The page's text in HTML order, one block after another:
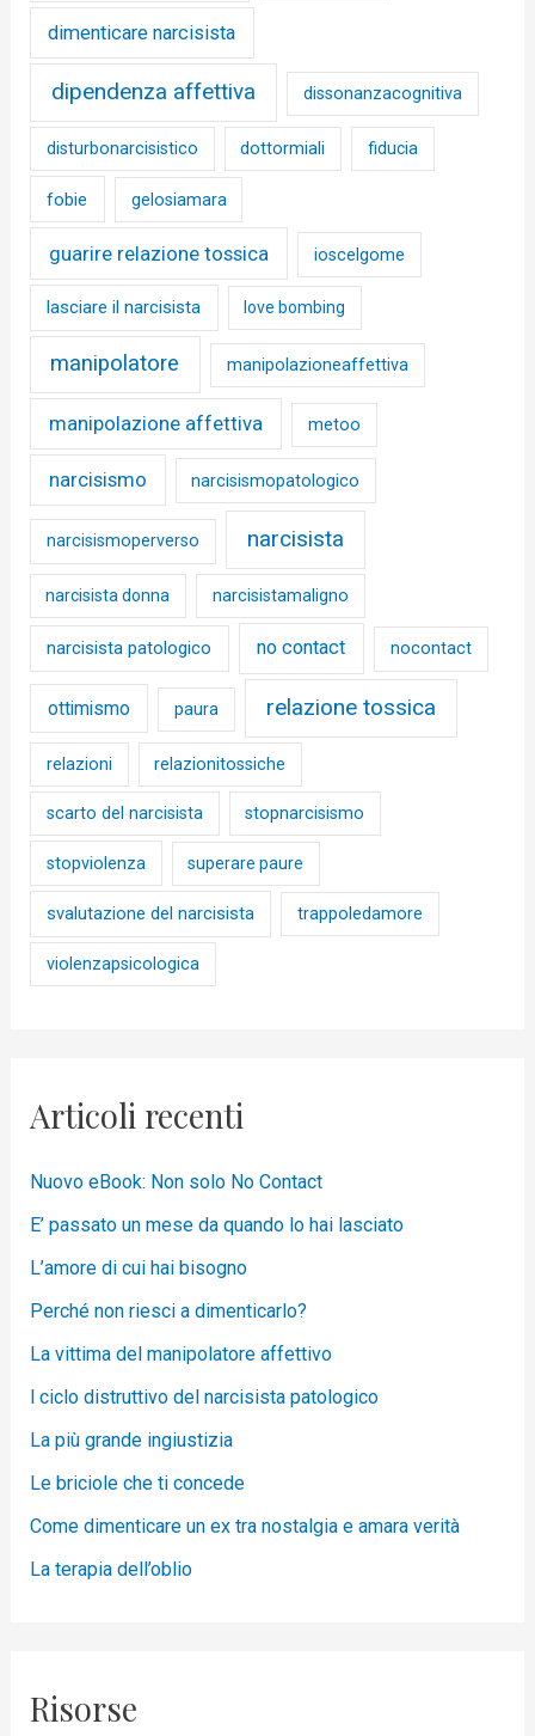
dimenticare narcisista
dipendenza affettiva dissonanzacognitiva
disturbonarcisistico dottormiali fiducia
fobie gelosiamara
guarire relazione tossica ioscelgome
lasciare il narcisista love bombing
manipolatore manipolazioneaffettiva
manipolazione affettiva metoo
narcisismo narcisismopatologico
narcisismoperverso narcisista
narcisista donna narcisistamaligno
narcisista patologico no contact nocontact
ottimismo paura relazione tossica
relazioni relazionitossiche
scarto del narcisista stopnarcisismo
stopviolenza superare paure
svalutazione del narcisista trappoledamore
violenzapsicologica
Articoli recenti
Nuovo eBook: Non solo No Contact
E’ passato un mese da quando lo hai lasciato
L’amore di cui hai bisogno
Perché non riesci a dimenticarlo?
La vittima del manipolatore affettivo
l ciclo distruttivo del narcisista patologico
La più grande ingiustizia
Le briciole che ti concede
Come dimenticare un ex tra nostalgia e amara verità
La terapia dell’oblio
Risorse